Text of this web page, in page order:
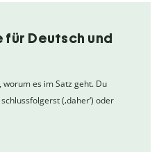
für Deutsch und
es im Satz geht. Du
(‚daher‘) oder